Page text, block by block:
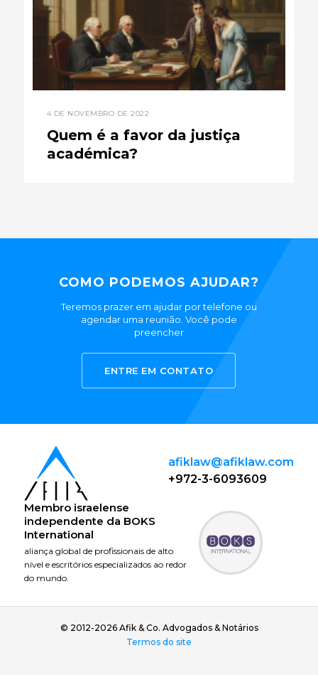
4 DE NOVEMBRO DE 2022
Quem é a favor da justiça
académica?
COMO PODEMOS AJUDAR?
Teremos prazer em ajudar por telefone ou
agendar uma reunião. Você pode
preencher
ENTRE EM CONTATO
afiklaw@afiklaw.com
+972-3-6093609
Membro israelense
independente da BOKS
International
aliança global de profissionais de alto
nível e escritórios especializados ao redor
do mundo.
© 2012-2026 Afik & Co. Advogados & Notários
Termos do site